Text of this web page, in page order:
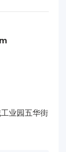
业园五华街